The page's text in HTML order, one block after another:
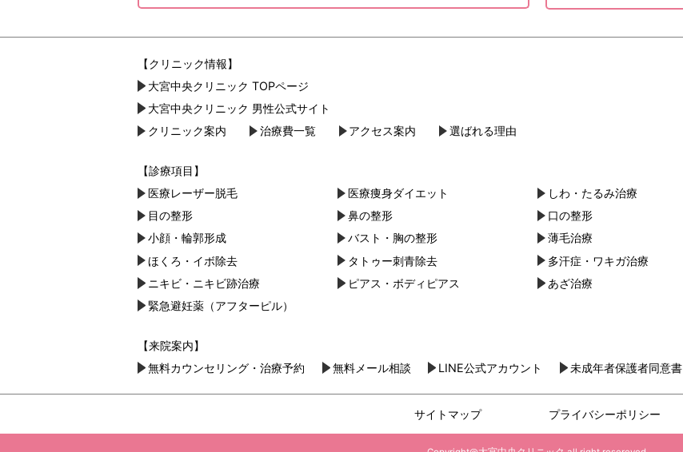
【クリニック情報】
大宮中央クリニック TOPページ
大宮中央クリニック 男性公式サイト
クリニック案内
治療費一覧 アクセス案内 選ばれる理由
【診療項目】
医療レーザー脱毛
医療痩身ダイエット しわ・たるみ治療
目の整形
鼻の整形 口の整形
小顔・︎輪郭形成
バスト・胸の整形 薄毛治療
ほくろ・イボ除去
タトゥー刺青除去 多汗症・ワキガ治療
ニキビ・ニキビ跡治療
ピアス・ボディピアス あざ治療
緊急避妊薬（アフターピル）
【来院案内】
無料カウンセリング・治療予約
無料メール相談 LINE公式アカウント 未成年者保護者同意書
サイトマップ プライバシーポリシー